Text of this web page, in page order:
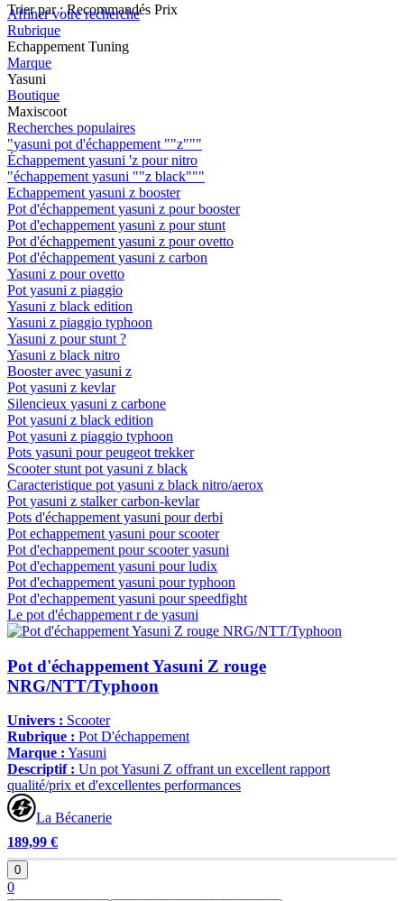
Trier par : Recommandés Prix
Affiner votre recherche
Rubrique
Echappement Tuning
Marque
Yasuni
Boutique
Maxiscoot
Recherches populaires
"yasuni pot d'échappement ""z"""
Échappement yasuni 'z pour nitro
"échappement yasuni ""z black"""
Echappement yasuni z booster
Pot d'échappement yasuni z pour booster
Pot d'echappement yasuni z pour stunt
Pot d'échappement yasuni z pour ovetto
Pot d'échappement yasuni z carbon
Yasuni z pour ovetto
Pot yasuni z piaggio
Yasuni z black edition
Yasuni z piaggio typhoon
Yasuni z pour stunt ?
Yasuni z black nitro
Booster avec yasuni z
Pot yasuni z kevlar
Silencieux yasuni z carbone
Pot yasuni z black edition
Pot yasuni z piaggio typhoon
Pots yasuni pour peugeot trekker
Scooter stunt pot yasuni z black
Caracteristique pot yasuni z black nitro/aerox
Pot yasuni z stalker carbon-kevlar
Pots d'échappement yasuni pour derbi
Pot echappement yasuni pour scooter
Pot d'echappement pour scooter yasuni
Pot d'echappement yasuni pour ludix
Pot d'echappement yasuni pour typhoon
Pot d'echappement yasuni pour speedfight
Le pot d'échappement r de yasuni
Pot d'échappement Yasuni Z rouge
NRG/NTT/Typhoon
Univers : Scooter
Rubrique : Pot D'échappement
Marque : Yasuni
Descriptif : Un pot Yasuni Z offrant un excellent rapport
qualité/prix et d'excellentes performances
La Bécanerie
189,99 €
0
0